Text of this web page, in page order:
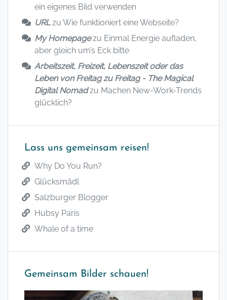
ein eigenes Bild verwenden
URLzu Wie funktioniert eine Webseite?
My Homepagezu Einmal Energie aufladen,
aber gleich um’s Eck bitte
Arbeitszeit, Freizeit, Lebenszeit oder das
Leben von Freitag zu Freitag - The Magical
Digital Nomadzu Machen New-Work-Trends
glücklich?
Lass uns gemeinsam reisen!
Why Do You Run?
Glücksmädl
Salzburger Blogger
Hubsy Paris
Whale of a time
Gemeinsam Bilder schauen!